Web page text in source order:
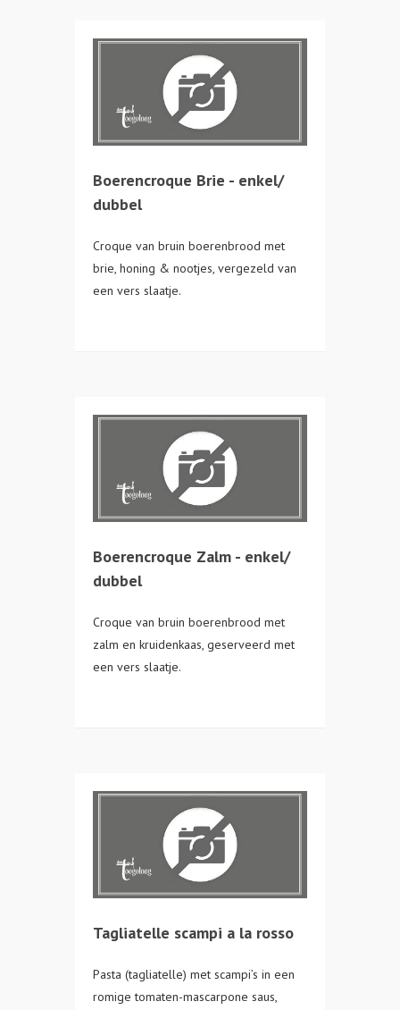
Boerencroque Brie - enkel/
dubbel
Croque van bruin boerenbrood met
brie, honing & nootjes, vergezeld van
een vers slaatje.
Boerencroque Zalm - enkel/
dubbel
Croque van bruin boerenbrood met
zalm en kruidenkaas, geserveerd met
een vers slaatje.
Tagliatelle scampi a la rosso
Pasta (tagliatelle) met scampi’s in een
romige tomaten-mascarpone saus,